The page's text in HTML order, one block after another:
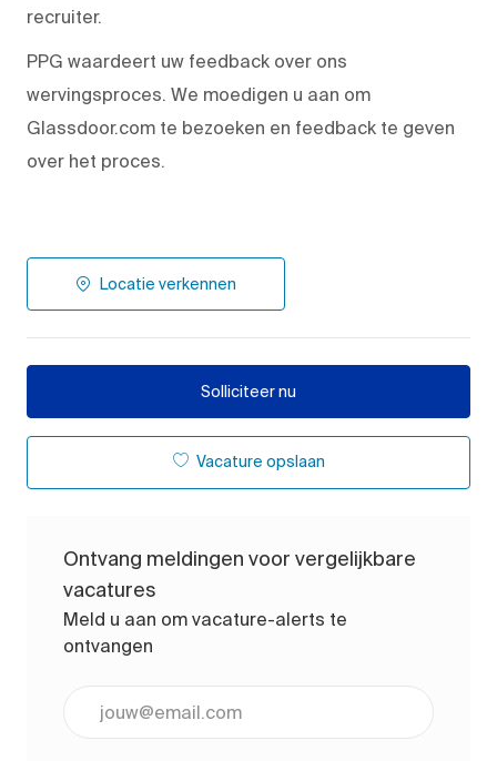
recruiter.
PPG waardeert uw feedback over ons
wervingsproces. We moedigen u aan om
Glassdoor.com te bezoeken en feedback te geven
over het proces.
Locatie verkennen
Solliciteer nu
Vacature opslaan
Ontvang meldingen voor vergelijkbare
vacatures
Meld u aan om vacature-alerts te
ontvangen